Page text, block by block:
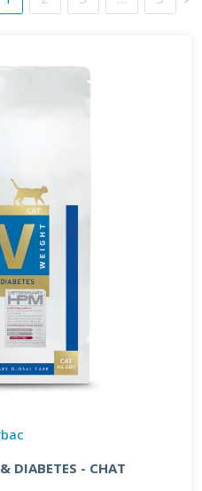
DIABETES - CHAT